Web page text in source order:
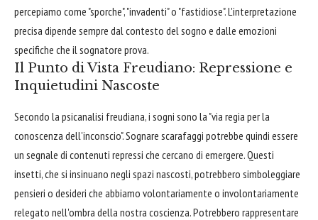
percepiamo come "sporche", "invadenti" o "fastidiose". L'interpretazione
precisa dipende sempre dal contesto del sogno e dalle emozioni
specifiche che il sognatore prova.
Il Punto di Vista Freudiano: Repressione e
Inquietudini Nascoste
Secondo la psicanalisi freudiana, i sogni sono la "via regia per la
conoscenza dell'inconscio". Sognare scarafaggi potrebbe quindi essere
un segnale di contenuti repressi che cercano di emergere. Questi
insetti, che si insinuano negli spazi nascosti, potrebbero simboleggiare
pensieri o desideri che abbiamo volontariamente o involontariamente
relegato nell'ombra della nostra coscienza. Potrebbero rappresentare